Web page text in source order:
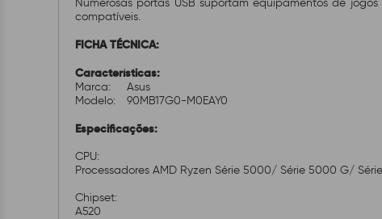
Numerosas portas USB suportam equipamentos de
compatíveis.
FICHA TÉCNICA:
Características:
Marca:
Asus
Modelo:
90MB17G0-M0EAY0
Especificações:
CPU:
Processadores AMD Ryzen Série 5000/ Série 5000 G/
Chipset:
A520